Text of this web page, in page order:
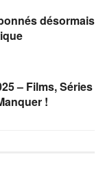
désormais
– Films, Séries
!